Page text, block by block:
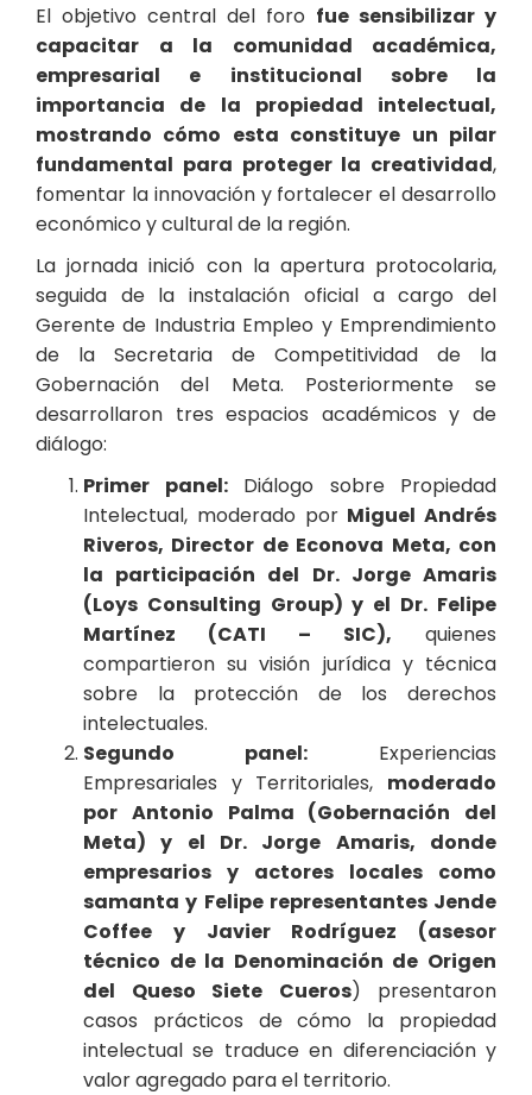
El objetivo central del foro fue sensibilizar y
capacitar a la comunidad académica,
empresarial e institucional sobre la
importancia de la propiedad intelectual,
mostrando cómo esta constituye un pilar
fundamental para proteger la creatividad,
fomentar la innovación y fortalecer el desarrollo
económico y cultural de la región.
La jornada inició con la apertura protocolaria,
seguida de la instalación oficial a cargo del
Gerente de Industria Empleo y Emprendimiento
de la Secretaria de Competitividad de la
Gobernación del Meta. Posteriormente se
desarrollaron tres espacios académicos y de
diálogo:
Primer panel:Diálogo sobre Propiedad
Intelectual, moderado por Miguel Andrés
Riveros, Director de Econova Meta, con
la participación del Dr. Jorge Amaris
(Loys Consulting Group) y el Dr. Felipe
Martínez (CATI – SIC), quienes
compartieron su visión jurídica y técnica
sobre la protección de los derechos
intelectuales.
Segundo panel: Experiencias
Empresariales y Territoriales, moderado
por Antonio Palma (Gobernación del
Meta) y el Dr. Jorge Amaris, donde
empresarios y actores locales como
samanta y Felipe representantes Jende
Coffee y Javier Rodríguez (asesor
técnico de la Denominación de Origen
del Queso Siete Cueros) presentaron
casos prácticos de cómo la propiedad
intelectual se traduce en diferenciación y
valor agregado para el territorio.